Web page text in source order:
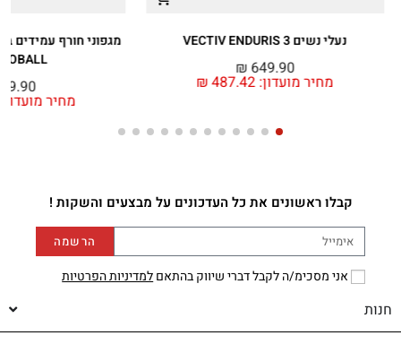
נעלי נשים VECTIV ENDURIS 3
מחיר מועדון: ₪487.42
₪ 649.90
מגפוני חורף עמידים
מחיר
קבלו ראשונים את כל העדכונים על מבצעים והשקות !
אני מסכימ/ה לקבל דברי שיווק בהתאםלמדיניות הפרטיות
הרשמה
חנות